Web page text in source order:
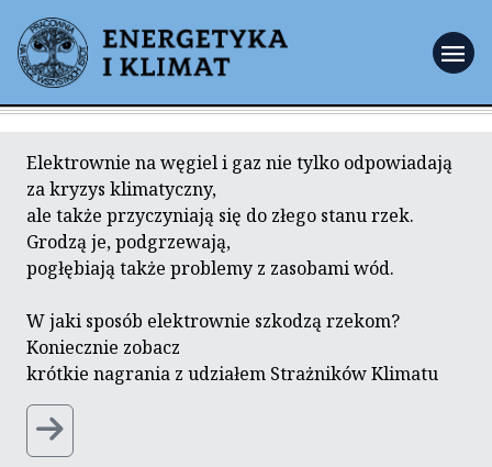
menu
Elektrownie na węgiel i gaz nie tylko odpowiadają
za kryzys klimatyczny,
ale także przyczyniają się do złego stanu rzek.
Grodzą je, podgrzewają,
pogłębiają także problemy z zasobami wód.
W jaki sposób elektrownie szkodzą rzekom?
Koniecznie zobacz
krótkie nagrania z udziałem Strażników Klimatu